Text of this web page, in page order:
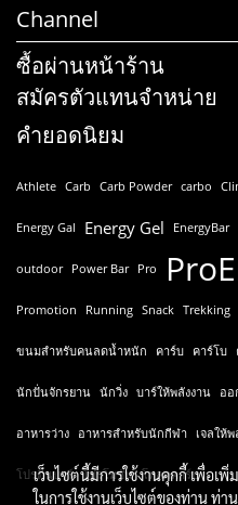
Channel
ซื้อผ่านหน้าร้าน
สมัครตัวแทนจำหน่าย
คำยอดนิยม
Athlete Carb Carb Powder carbo
Energy Gal Energy Gel EnergyBar
outdoor Power Bar Pro
Promotion Running Snack Trekking
ขนมสำหรับคนลดน้ำหนัก คาร์บ คาร์โบ
นักปั่นจักรยาน นักวิ่ง บาร์ให้พลังงาน ออ
อาหารว่าง อาหารสำหรับนักกีฬา เจลให้
โปรตีนบาร์ โปรโมชั่น โหลดคาร์บ
เว็บไซต์นี้มีการใช้งานคุกกี้ เพื่อ
ในการใช้งานเว็บไซต์ของท่าน ท่